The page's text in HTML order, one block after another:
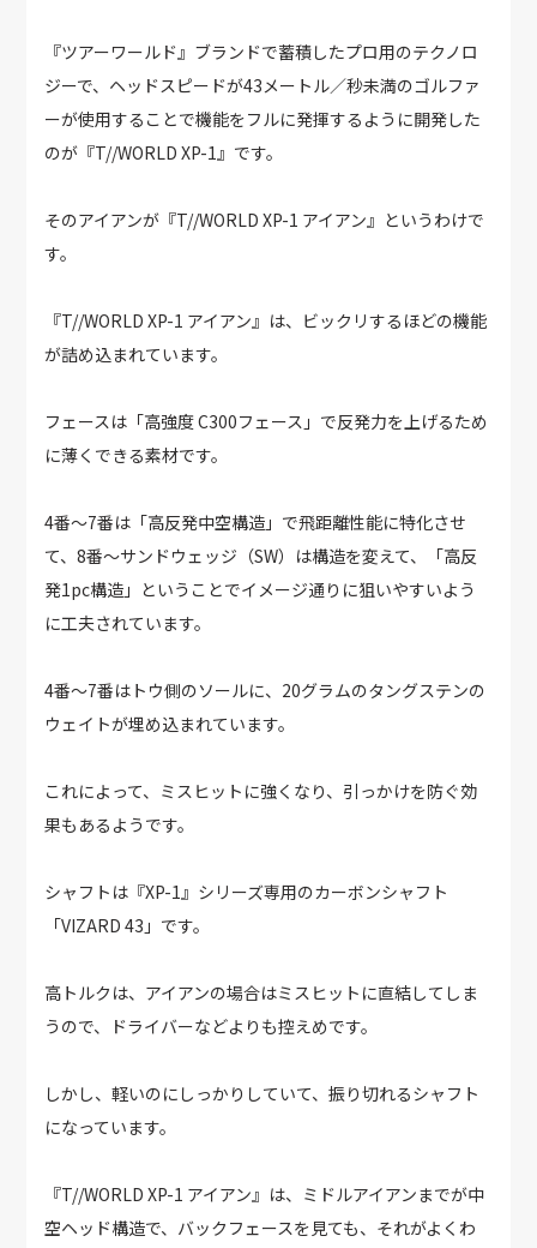
『ツアーワールド』ブランドで蓄積したプロ用のテクノロ
ジーで、ヘッドスピードが43メートル／秒未満のゴルファ
ーが使用することで機能をフルに発揮するように開発した
のが『T//WORLD XP-1』です。
そのアイアンが『T//WORLD XP-1 アイアン』というわけで
す。
『T//WORLD XP-1 アイアン』は、ビックリするほどの機能
が詰め込まれています。
フェースは「高強度 C300フェース」で反発力を上げるため
に薄くできる素材です。
4番～7番は「高反発中空構造」で飛距離性能に特化させ
て、8番～サンドウェッジ（SW）は構造を変えて、「高反
発1pc構造」ということでイメージ通りに狙いやすいよう
に工夫されています。
4番～7番はトウ側のソールに、20グラムのタングステンの
ウェイトが埋め込まれています。
これによって、ミスヒットに強くなり、引っかけを防ぐ効
果もあるようです。
シャフトは『XP-1』シリーズ専用のカーボンシャフト
「VIZARD 43」です。
高トルクは、アイアンの場合はミスヒットに直結してしま
うので、ドライバーなどよりも控えめです。
しかし、軽いのにしっかりしていて、振り切れるシャフト
になっています。
『T//WORLD XP-1 アイアン』は、ミドルアイアンまでが中
空ヘッド構造で、バックフェースを見ても、それがよくわ